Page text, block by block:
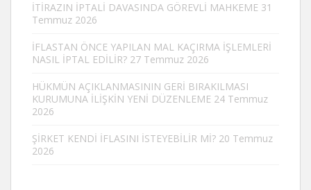
İTİRAZIN İPTALİ DAVASINDA GÖREVLİ MAHKEME 31
Temmuz 2026
İFLASTAN ÖNCE YAPILAN MAL KAÇIRMA İŞLEMLERİ
NASIL İPTAL EDİLİR? 27 Temmuz 2026
HÜKMÜN AÇIKLANMASININ GERİ BIRAKILMASI
KURUMUNA İLİŞKİN YENİ DÜZENLEME 24 Temmuz
2026
ŞİRKET KENDİ İFLASINI İSTEYEBİLİR Mİ? 20 Temmuz
2026